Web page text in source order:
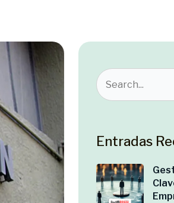
Entradas